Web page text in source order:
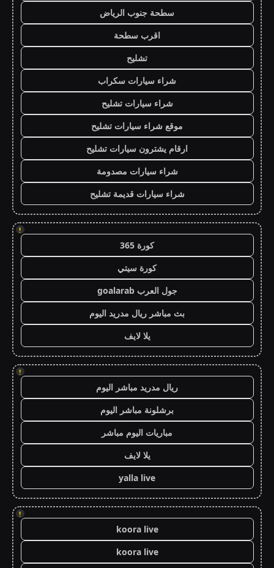
سطحة جنوب الرياض
اقرب سطحة
تشليح
شراء سيارات سكراب
شراء سيارات تشليح
موقع شراء سيارات تشليح
ارقام يشترون سيارات تشليح
شراء سيارات مصدومة
شراء سيارات قديمة تشليح
!
كورة 365
كورة سيتي
جول العرب goalarab
بث مباشر ريال مدريد اليوم
يلا لايف
!
ريال مدريد مباشر اليوم
برشلونة مباشر اليوم
مباريات اليوم مباشر
يلا لايف
yalla live
!
koora live
koora live